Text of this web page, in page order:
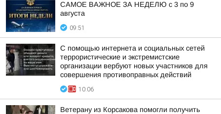
САМОЕ ВАЖНОЕ ЗА НЕДЕЛЮ с 3 по 9
августа
09:51
С помощью интернета и социальных сетей
террористические и экстремистские
организации вербуют новых участников для
совершения противоправных действий
10:06
Ветерану из Корсакова помогли получить